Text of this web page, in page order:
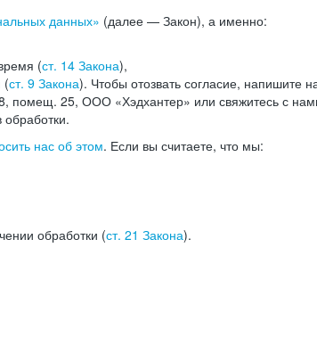
данных» (далее — Закон), а именно:
(ст. 14 Закона),
(ст. 9 Закона). Чтобы отозвать согласие, напишите
помещ. 25, ООО «Хэдхантер» или свяжитесь с
нас об этом. Если вы считаете, что мы:
обработки (ст. 21 Закона).